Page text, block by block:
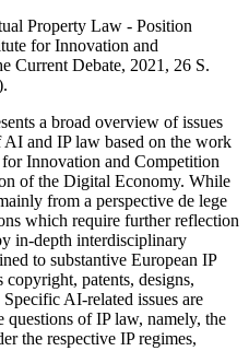
Property Law - Position
for Innovation and
Current Debate, 2021, 26 S.
a broad overview of issues
AI and IP law based on the work
Innovation and Competition
of the Digital Economy. While
from a perspective de lege
which require further reflection
in-depth interdisciplinary
to substantive European IP
copyright, patents, designs,
Specific AI-related issues are
questions of IP law, namely, the
the respective IP regimes,